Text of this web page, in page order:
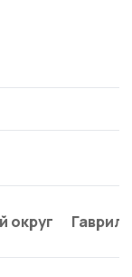
округ